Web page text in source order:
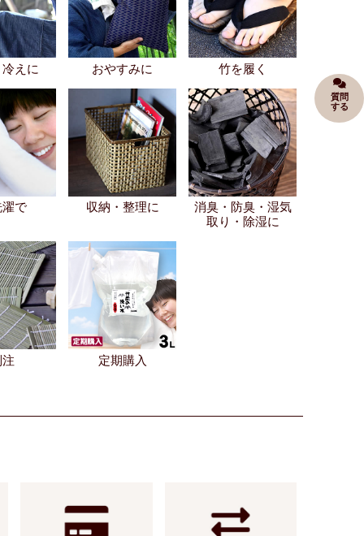
質問
する
えに おやすみに 竹を履く
で 収納・整理に
消臭・防臭・湿気
取り・除湿に
定期購入